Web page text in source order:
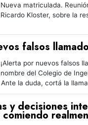
Nueva matriculada.
Ricardo Kloster, sobre la
falsos
¡Alerta por nuevos falsos
nombre del Colegio de
la duda, cortá la
y decisiones